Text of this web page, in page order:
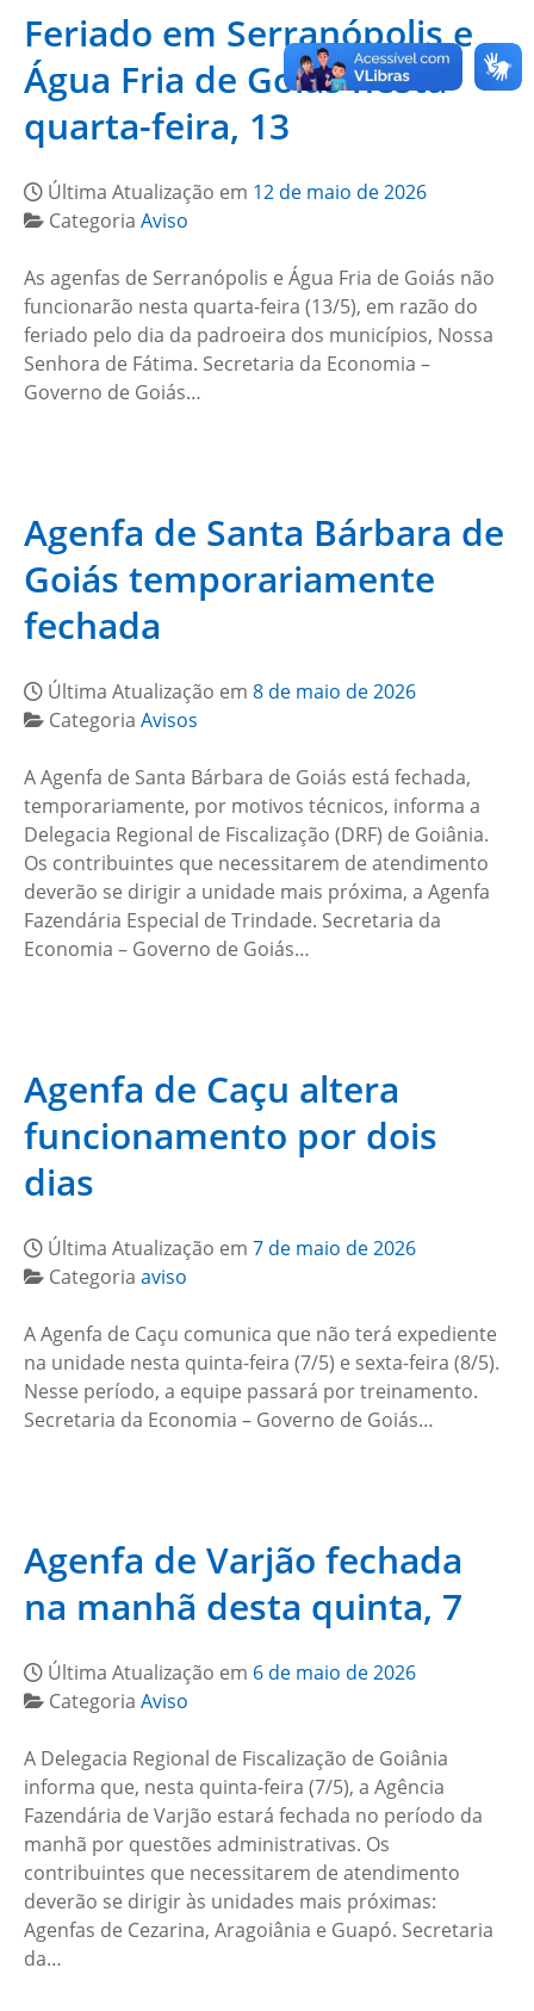
Feriado em Serranópolis e
Água Fria de Goiás nesta
quarta-feira, 13
Última Atualização em 12 de maio de 2026
Categoria Aviso
As agenfas de Serranópolis e Água Fria de Goiás não
funcionarão nesta quarta-feira (13/5), em razão do
feriado pelo dia da padroeira dos municípios, Nossa
Senhora de Fátima. Secretaria da Economia –
Governo de Goiás…
Agenfa de Santa Bárbara de
Goiás temporariamente
fechada
Última Atualização em 8 de maio de 2026
Categoria Avisos
A Agenfa de Santa Bárbara de Goiás está fechada,
temporariamente, por motivos técnicos, informa a
Delegacia Regional de Fiscalização (DRF) de Goiânia.
Os contribuintes que necessitarem de atendimento
deverão se dirigir a unidade mais próxima, a Agenfa
Fazendária Especial de Trindade. Secretaria da
Economia – Governo de Goiás…
Agenfa de Caçu altera
funcionamento por dois
dias
Última Atualização em 7 de maio de 2026
Categoria aviso
A Agenfa de Caçu comunica que não terá expediente
na unidade nesta quinta-feira (7/5) e sexta-feira (8/5).
Nesse período, a equipe passará por treinamento.
Secretaria da Economia – Governo de Goiás…
Agenfa de Varjão fechada
na manhã desta quinta, 7
Última Atualização em 6 de maio de 2026
Categoria Aviso
A Delegacia Regional de Fiscalização de Goiânia
informa que, nesta quinta-feira (7/5), a Agência
Fazendária de Varjão estará fechada no período da
manhã por questões administrativas. Os
contribuintes que necessitarem de atendimento
deverão se dirigir às unidades mais próximas:
Agenfas de Cezarina, Aragoiânia e Guapó. Secretaria
da…